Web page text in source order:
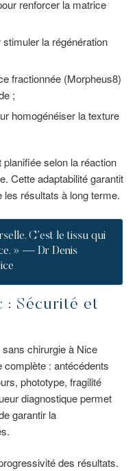
renforcer la matrice
la régénération
fractionnée (Morpheus8)
;
homogénéiser la texture
planifiée selon la réaction
Cette adaptabilité garantit
résultats à long terme.
C’est le tissu qui
» — Dr Denis
: Sécurité et
chirurgie à Nice
complète : antécédents
phototype, fragilité
diagnostique permet
garantir la
des résultats.